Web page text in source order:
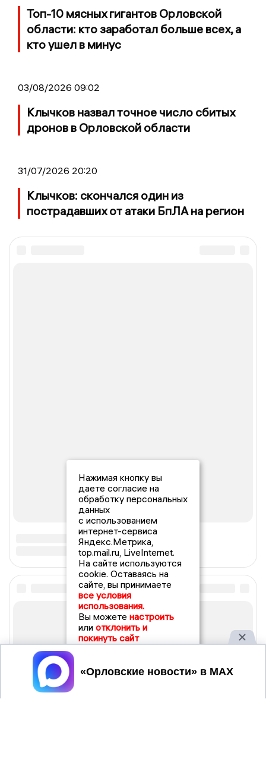
Топ-10 мясных гигантов Орловской
области: кто заработал больше всех, а
кто ушел в минус
03/08/2026 09:02
Клычков назвал точное число сбитых
дронов в Орловской области
31/07/2026 20:20
Клычков: скончался один из
пострадавших от атаки БпЛА на регион
Нажимая кнопку вы
даете согласие на
обработку персональных
данных
с использованием
интернет-сервиса
Яндекс.Метрика,
top.mail.ru, LiveInternet.
На сайте используются
cookie. Оставаясь на
сайте, вы принимаете
все условия
использования.
Вы можете настроить
или отклонить и
покинуть сайт
Принять